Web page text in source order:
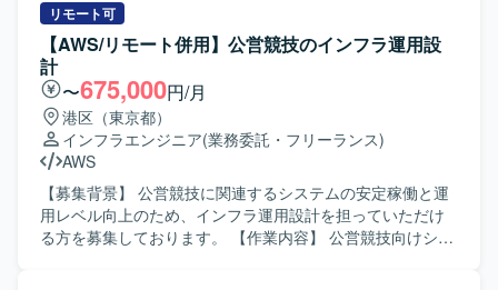
献できるポジションです。 【開発環境】 e-F@ctoryソリュ
ーションを中心に、PLCを利用した工場設備と連携した環境
でのデータ取得・可視化基盤を構築していただきます。
構築作業を担当していただきます。 Azureネットワーク、
セキュリティ、権限管理などの基盤要素について詳細設計
を行い、IaC（Infrastructure as Code）を前提とした構築方
針に基づき、設定内容の整理および構築作業を実施してい
ただきます。 Azure Policy や RBAC などのガバナンス設定
について、設計内容への反映および環境構築を行うととも
に、詳細設計書や設定パラメータシートなど各種技術ドキ
ュメントの作成も行っていただきます。 顧客および関係者
との技術的な調整を行い、設計内容に関する説明・レビュ
ー対応を通じて、Azure基盤としての設計品質および実装品
質の担保を図っていただきます。 【求める人物像】 Azure
リモート可
【AWS/リモート併用】公営競技のインフラ運用設
計
〜675,000円/月
港区（東京都）
インフラエンジニア(業務委託・フリーランス)
AWS
【募集背景】 公営競技に関連するシステムの安定稼働と運
用レベル向上のため、インフラ運用設計を担っていただけ
る方を募集しております。 【作業内容】 公営競技向けシス